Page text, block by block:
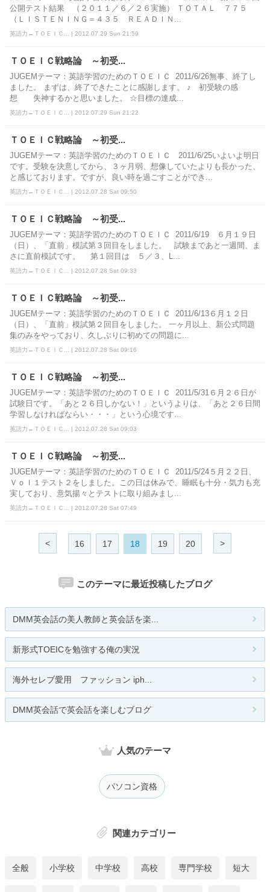
公開テスト結果 （２０１１／６／２６実施） ＴＯＴＡＬ ７７５
（ＬＩＳＴＥＮＩＮＧ＝４３５ ＲＥＡＤＩＮ...
英語力←ＴＯＥＩＣ... | 2012.07.29 Sun 21:59
ＴＯＥＩＣ戦略論 ～初受...
JUGEMテーマ：英語学習のためのＴＯＥＩＣ 2011/6/26無事、終了し
ました。 まずは、終了できたことに感謝します。 ♪ 初受験の感
想 失神するかと思いました。 ☆目標の達成...
英語力←ＴＯＥＩＣ... | 2012.07.29 Sun 21:22
ＴＯＥＩＣ戦略論 ～初受...
JUGEMテーマ：英語学習のためのＴＯＥＩＣ 2011/6/25いよいよ明日
です。受験を決意してから、３ヶ月弱、想像していたよりも長かった、
と感じております。ですが、良い時を過ごすことができ...
英語力←ＴＯＥＩＣ... | 2012.07.28 Sat 09:50
ＴＯＥＩＣ戦略論 ～初受...
JUGEMテーマ：英語学習のためのＴＯＥＩＣ 2011/6/19 ６月１９日
（日）、「直前」模試第３回目をしました。 試験まであと一週間、ま
さに直前模試です。 第１回目は ５／３、L...
英語力←ＴＯＥＩＣ... | 2012.07.28 Sat 09:33
ＴＯＥＩＣ戦略論 ～初受...
JUGEMテーマ：英語学習のためのＴＯＥＩＣ 2011/6/13６月１２日
（日）、「直前」模試第２回目をしました。 一ヶ月以上、新公式問題
集のみをやっており、久しぶりに初めての問題に...
英語力←ＴＯＥＩＣ... | 2012.07.28 Sat 09:16
ＴＯＥＩＣ戦略論 ～初受...
JUGEMテーマ：英語学習のためのＴＯＥＩＣ 2011/5/31６月２６日が
試験日です。「あと２６日しかない！」というよりは、「あと２６日間
学習しなければならい・・・」という心境です...
英語力←ＴＯＥＩＣ... | 2012.07.28 Sat 09:03
ＴＯＥＩＣ戦略論 ～初受...
JUGEMテーマ：英語学習のためのＴＯＥＩＣ 2011/5/24５月２２日、
Ｖｏｌ１テスト２をしました。この日は休みで、睡眠も十分・気力も充
実しており、意気揚々とテストに取り組みまし...
英語力←ＴＯＥＩＣ... | 2012.07.28 Sat 07:49
< 16 17 18 19 20 >
このテーマに最近投稿したブログ
DMM英会話の美人教師と英会話を楽...
新形式TOEICを勉強する俺の実況
海外セレブ愛用 ファッション iph...
DMM英会話で英会話を楽しむブログ
人気のテーマ
パソコン資格
関連カテゴリー
全般 小学校 中学校 高校 専門学校 短大